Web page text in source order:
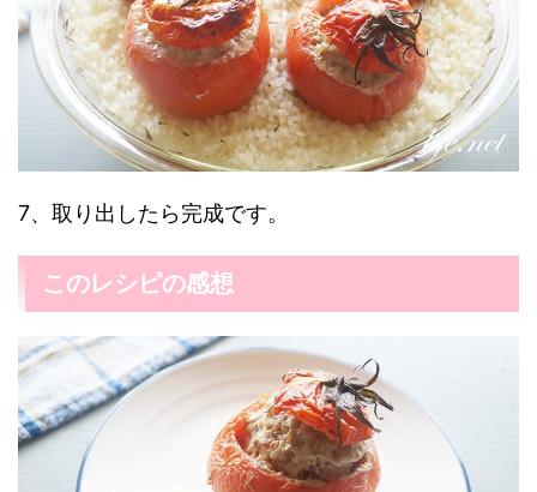
7、取り出したら完成です。
このレシピの感想